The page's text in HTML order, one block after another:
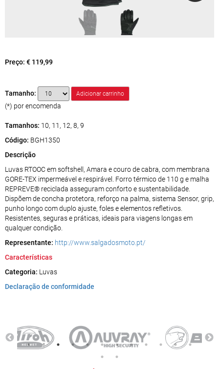
Preço: € 119,99
Tamanho:
(*) por encomenda
Tamanhos: 10, 11, 12, 8, 9
Código: BGH1350
Descrição
Luvas RTOOC em softshell, Amara e couro de cabra, com membrana
GORE-TEX impermeável e respirável. Forro térmico de 110 g e malha
REPREVE® reciclada asseguram conforto e sustentabilidade.
Dispõem de concha protetora, reforço na palma, sistema Sensor, grip,
punho longo com duplo ajuste, foles e elementos refletivos.
Resistentes, seguras e práticas, ideais para viagens longas em
qualquer condição.
Representante: http://www.salgadosmoto.pt/
Características
Categoria: Luvas
Declaração de conformidade